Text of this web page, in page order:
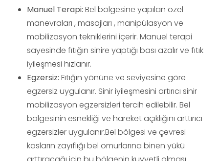
Manuel Terapi: Bel bölgesine yapılan özel
manevraları , masajları , manipülasyon ve
mobilizasyon tekniklerini içerir. Manuel terapi
sayesinde fıtığın sinire yaptığı bası azalır ve fıtık
iyileşmesi hızlanır.
Egzersiz: Fıtığın yönüne ve seviyesine göre
egzersiz uygulanır. Sinir iyileşmesini artırıcı sinir
mobilizasyon egzersizleri tercih edilebilir. Bel
bölgesinin esnekliği ve hareket açıklığını arttırıcı
egzersizler uygulanır.Bel bölgesi ve çevresi
kasların zayıflığı bel omurlarına binen yükü